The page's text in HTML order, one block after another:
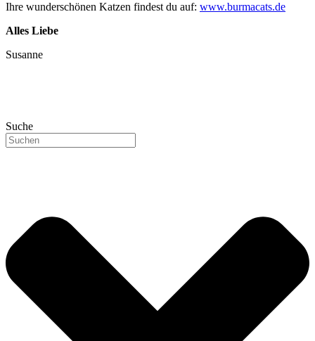
Ihre wunderschönen Katzen findest du auf: www.burmacats.de
Alles Liebe
Susanne
Suche